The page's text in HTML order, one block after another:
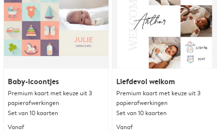
Baby-icoontjes
Premium kaart met keuze uit 3
papierafwerkingen
Set van 10 kaarten
Vanaf
Liefdevol welkom
Premium kaart met keuze uit 3
papierafwerkingen
Set van 10 kaarten
Vanaf